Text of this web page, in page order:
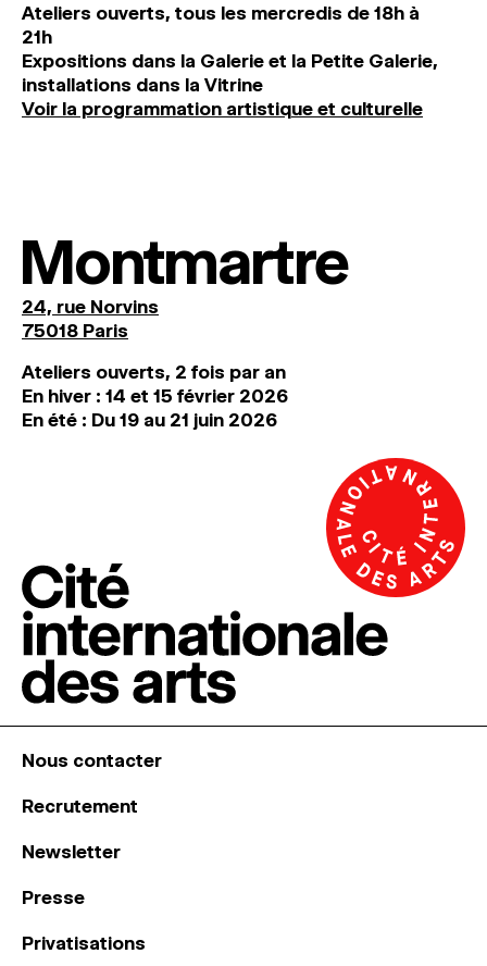
Ateliers ouverts, tous les mercredis de 18h à
21h
Expositions dans la Galerie et la Petite Galerie,
installations dans la Vitrine
Voir la programmation artistique et culturelle
Montmartre
24, rue Norvins
75018 Paris
Ateliers ouverts, 2 fois par an
En hiver : 14 et 15 février 2026
En été : Du 19 au 21 juin 2026
Nous contacter
Recrutement
Newsletter
Presse
Privatisations